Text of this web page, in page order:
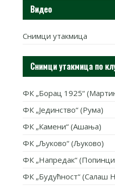
Видео
Снимци утакмица
Снимци утакмица по
ФК „Борац 1925“
ФК „Јединство“ (Рума)
ФК „Камени“ (Ашања)
ФК „Љуково“ (Љуково)
ФК „Напредак“
ФК „Будућност“ (Салаш